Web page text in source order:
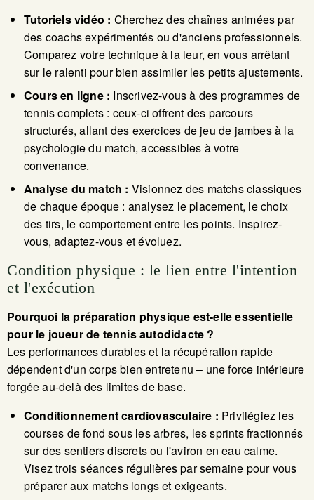
Tutoriels vidéo : Cherchez des chaînes animées par
des coachs expérimentés ou d'anciens professionnels.
Comparez votre technique à la leur, en vous arrêtant
sur le ralenti pour bien assimiler les petits ajustements.
Cours en ligne : Inscrivez-vous à des programmes de
tennis complets : ceux-ci offrent des parcours
structurés, allant des exercices de jeu de jambes à la
psychologie du match, accessibles à votre
convenance.
Analyse du match : Visionnez des matchs classiques
de chaque époque : analysez le placement, le choix
des tirs, le comportement entre les points. Inspirez-
vous, adaptez-vous et évoluez.
Condition physique : le lien entre l'intention
et l'exécution
Pourquoi la préparation physique est-elle essentielle
pour le joueur de tennis autodidacte ?
Les performances durables et la récupération rapide
dépendent d'un corps bien entretenu – une force intérieure
forgée au-delà des limites de base.
Conditionnement cardiovasculaire : Privilégiez les
courses de fond sous les arbres, les sprints fractionnés
sur des sentiers discrets ou l'aviron en eau calme.
Visez trois séances régulières par semaine pour vous
préparer aux matchs longs et exigeants.